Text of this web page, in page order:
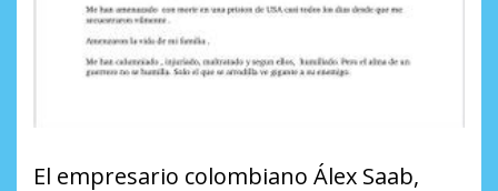
El empresario colombiano Álex Saab,